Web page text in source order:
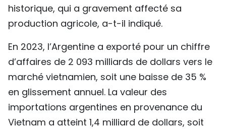
historique, qui a gravement affecté sa
production agricole, a-t-il indiqué.
En 2023, l’Argentine a exporté pour un chiffre
d’affaires de 2 093 milliards de dollars vers le
marché vietnamien, soit une baisse de 35 %
en glissement annuel. La valeur des
importations argentines en provenance du
Vietnam a atteint 1,4 milliard de dollars, soit